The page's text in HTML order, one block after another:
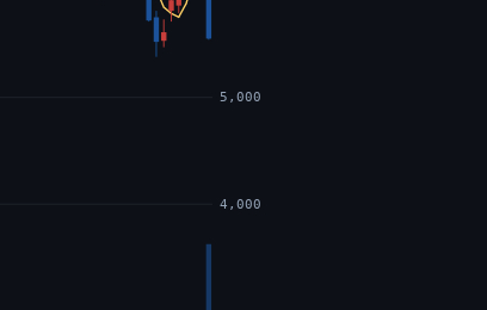
4,000
5,000